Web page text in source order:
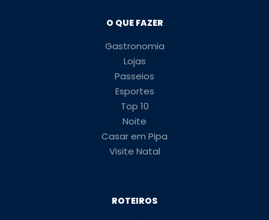
O QUE FAZER
Gastronomia
Lojas
Passeios
Esportes
Top 10
Noite
Casar em Pipa
Visite Natal
ROTEIROS